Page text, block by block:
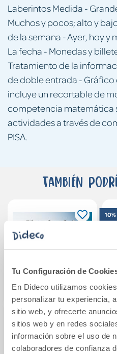
Tu Configuración de
En Dideco utilizamos
personalizar tu experiencia,
sitio web, y ofrecerte
sitios web y en redes
información sobre el uso de
colaboradores de confianza
Laberintos Medida -
Muchos y pocos; alto y
de la semana - Ayer, hoy y
La fecha - Monedas y
Tratamiento de la
de doble entrada - Gráfico
incluye un recortable de
competencia matemática
actividades a través de
PISA.
También
Ciencias de la
Computación II -
10%